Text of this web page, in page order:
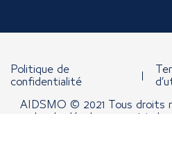
Politique de
confidentialité
AIDSMO © 2021 Tous droits